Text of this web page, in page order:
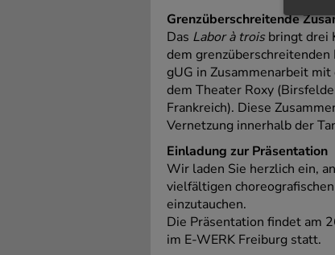
Grenzüberschreitende
Das Labor à troisbringt drei
dem
gUG in Zusammenarbeit mit
dem Theater Roxy
Frankreich). Diese
Vernetzung innerhalb der
Einladung zur Präsentation
Wir laden Sie herzlich ein,
vielfältigen
einzutauchen.
Die Präsentation findet am
im E-WERK Freiburg statt.